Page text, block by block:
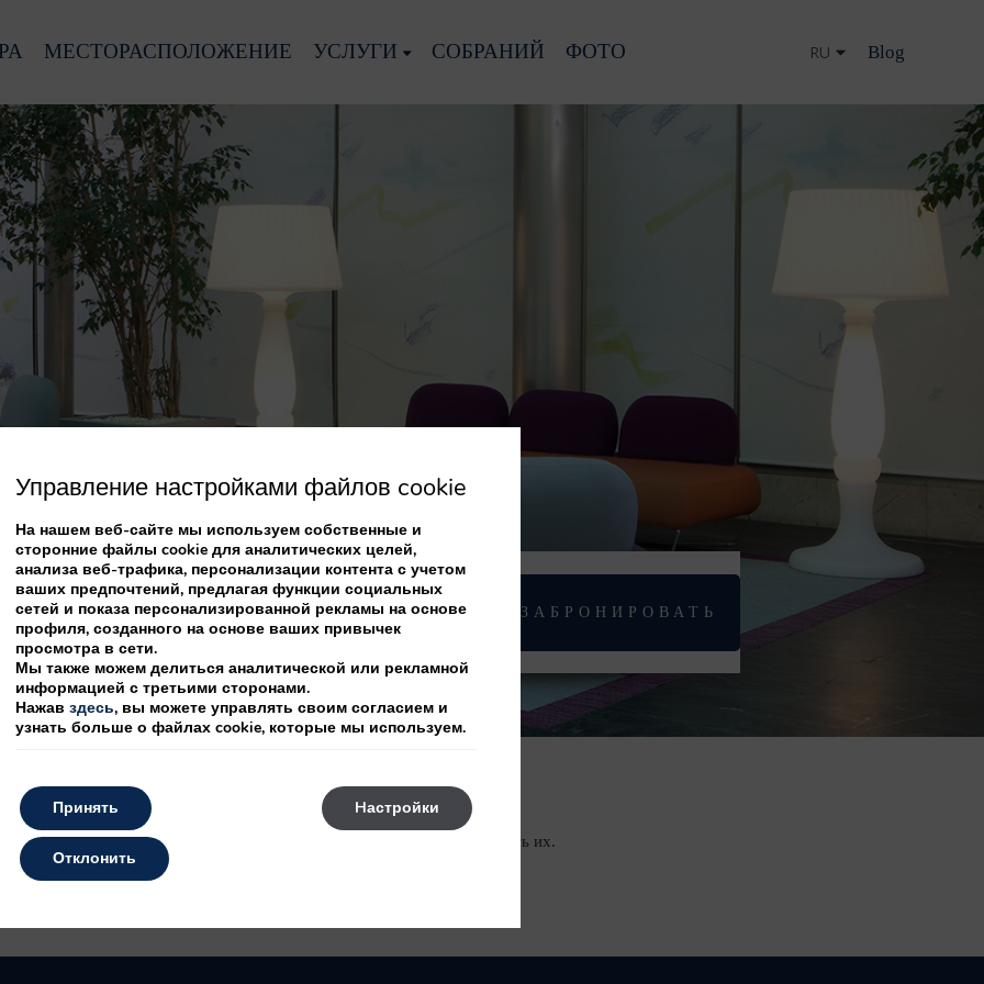
МЕСТОРАСПОЛОЖЕНИЕ УСЛУГИ СОБРАНИЙ ФОТО Blog
Предложения
1 НОМ. 2 ВЗРОСЛЫХ ЗАБРОНИРОВАТЬ
публикуем предложения. Посещайте нас, чтобы не пропустить их.
Управление настройками файлов cookie
На нашем веб-сайте мы используем собственные и
сторонние файлы cookie для аналитических целей,
анализа веб-трафика, персонализации контента с учетом
ваших предпочтений, предлагая функции социальных
сетей и показа персонализированной рекламы на основе
профиля, созданного на основе ваших привычек
просмотра в сети.
Мы также можем делиться аналитической или рекламной
информацией с третьими сторонами.
Нажав здесь, вы можете управлять своим согласием и
узнать больше о файлах cookie, которые мы используем.
Принять Hастройки
Отклонить